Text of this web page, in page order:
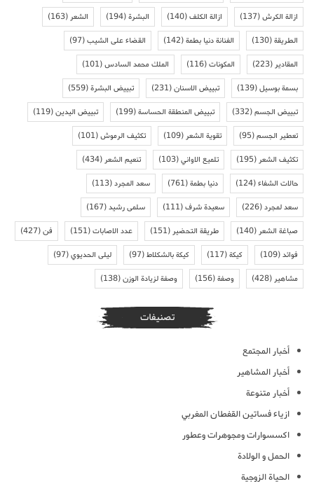
ازالة الكرش(137) ازالة الكلف(140) البشرة(194) الشعر(163)
الطريقة(130) الفنانة دنيا بطمة(142) القضاء على الشيب(97)
المقادير(223) المكونات(116) الملك محمد السادس(101)
بسمة بوسيل(139) تبييض الاسنان(231) تبييض البشرة(559)
تبييض الجسم(332) تبييض المنطقة الحساسة(199) تبييض اليدين(119)
تعطير الجسم(95) تقوية الشعر(109) تكثيف الرموش(101)
تكثيف الشعر(195) تلميع الاواني(103) تنعيم الشعر(434)
حالات الشفاء(124) دنيا بطمة(761) سعد المجرد(113)
سعد لمجرد(226) سعيدة شرف(111) سلمى رشيد(167)
صباغة الشعر(140) طريقة التحضير(151) عدد الاصابات(151) فن(427)
فوائد(109) كيكة(117) كيكة بالشكلاط(97) ليلى الحديوي(97)
مشاهير(428) وصفة(156) وصفة لزيادة الوزن(138)
تصنيفات
أخبار المجتمع
أخبار المشاهير
أخبار متنوعة
ازياء فساتين القفطان المغربي
اكسسوارات ومجوهرات وعطور
الحمل و الولادة
الحياة الزوجية